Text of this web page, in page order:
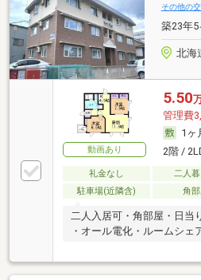
その他の
築23年
北海
動画あり
5.50
管理費
1ヶ
2階 /
礼金なし 二人
駐車場(近隣含)
角
二人入居可・角部屋・日当
・オール電化・ルームシェ